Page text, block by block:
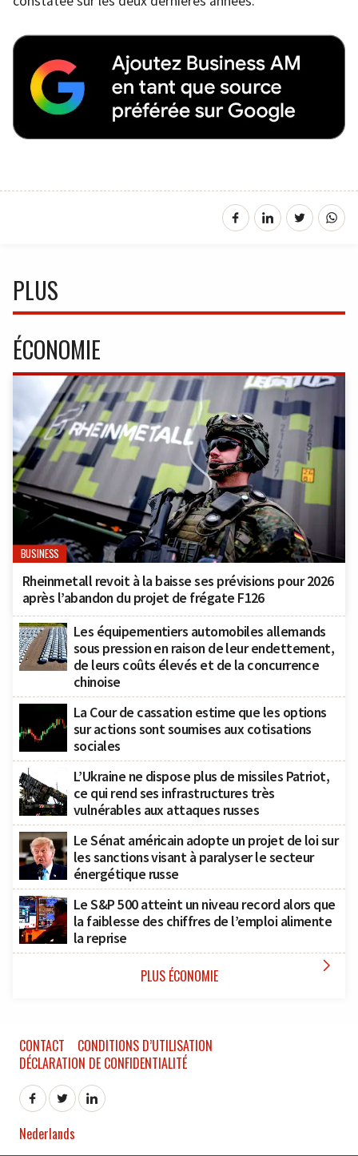
PLUS
ÉCONOMIE
BUSINESS
Rheinmetall revoit à la baisse ses prévisions pour 2026
après l’abandon du projet de frégate F126
Les équipementiers automobiles allemands
sous pression en raison de leur endettement,
de leurs coûts élevés et de la concurrence
chinoise
La Cour de cassation estime que les options
sur actions sont soumises aux cotisations
sociales
L’Ukraine ne dispose plus de missiles Patriot,
ce qui rend ses infrastructures très
vulnérables aux attaques russes
Le Sénat américain adopte un projet de loi sur
les sanctions visant à paralyser le secteur
énergétique russe
Le S&P 500 atteint un niveau record alors que
la faiblesse des chiffres de l’emploi alimente
la reprise
PLUS ÉCONOMIE 
CONTACT
CONDITIONS D’UTILISATION
DÉCLARATION DE CONFIDENTIALITÉ
Nederlands